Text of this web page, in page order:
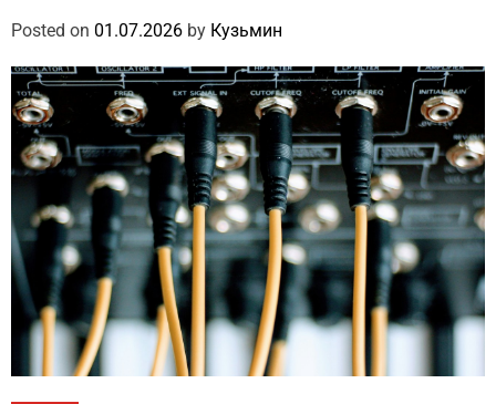
Posted on 01.07.2026 by Кузьмин